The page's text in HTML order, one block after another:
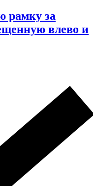
рамку за
влево и